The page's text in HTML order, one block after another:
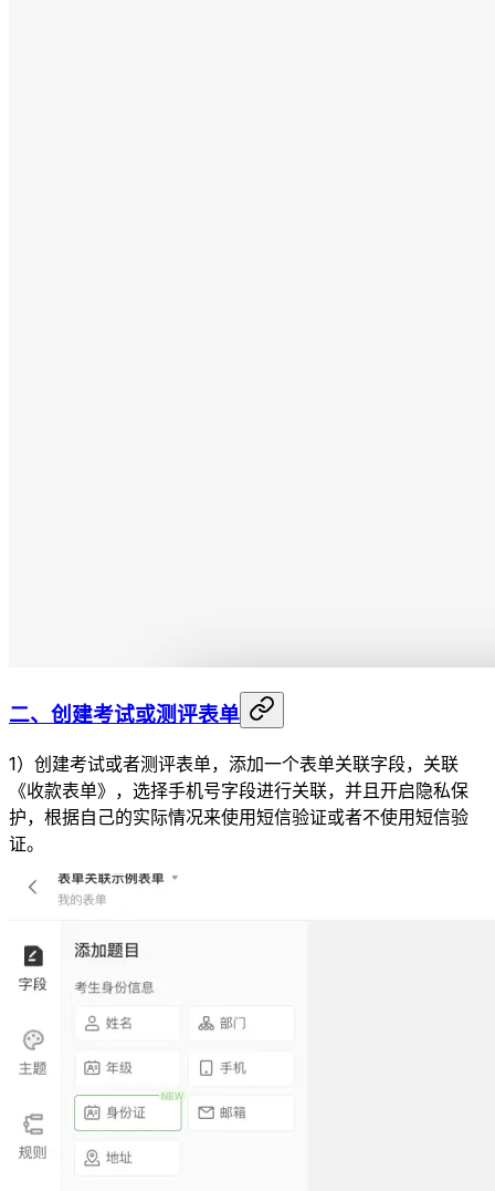
二、创建考试或测评表单
1）创建考试或者测评表单，添加一个表单关联字段，关联
《收款表单》，选择手机号字段进行关联，并且开启隐私保
护，根据自己的实际情况来使用短信验证或者不使用短信验
证。